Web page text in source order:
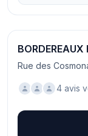
Rue des
4 avis